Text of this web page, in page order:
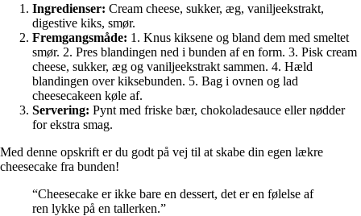
Ingredienser: Cream cheese, sukker, æg, vaniljeekstrakt,
digestive kiks, smør.
Fremgangsmåde: 1. Knus kiksene og bland dem med smeltet
smør. 2. Pres blandingen ned i bunden af en form. 3. Pisk cream
cheese, sukker, æg og vaniljeekstrakt sammen. 4. Hæld
blandingen over kiksebunden. 5. Bag i ovnen og lad
cheesecakeen køle af.
Servering: Pynt med friske bær, chokoladesauce eller nødder
for ekstra smag.
Med denne opskrift er du godt på vej til at skabe din egen lækre
cheesecake fra bunden!
“Cheesecake er ikke bare en dessert, det er en følelse af
ren lykke på en tallerken.”